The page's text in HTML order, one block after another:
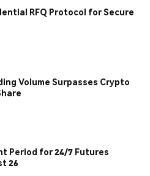
RFQ Protocol for Secure
Volume Surpasses Crypto
Period for 24/7 Futures
26